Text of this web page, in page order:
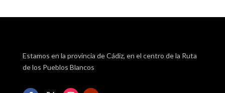
Estamos en la provincia de Cádiz, en el centro de la Ruta
de los Pueblos Blancos